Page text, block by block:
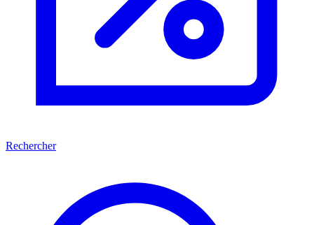
Rechercher